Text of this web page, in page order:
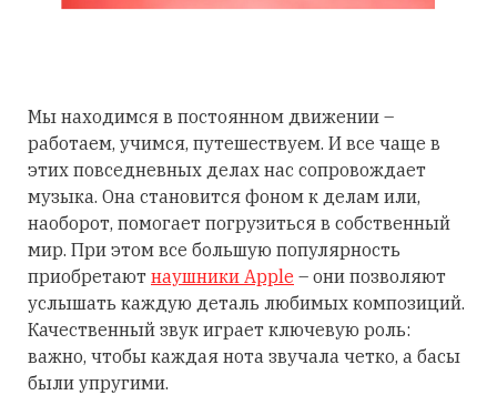
Мы находимся в постоянном движении –
работаем, учимся, путешествуем. И все чаще в
этих повседневных делах нас сопровождает
музыка. Она становится фоном к делам или,
наоборот, помогает погрузиться в собственный
мир. При этом все большую популярность
приобретают наушники Apple – они позволяют
услышать каждую деталь любимых композиций.
Качественный звук играет ключевую роль:
важно, чтобы каждая нота звучала четко, а басы
были упругими.